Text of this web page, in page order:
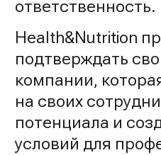
ответственность.
Health&Nutrition
подтверждать
компании,
на своих
потенциала и
условий для